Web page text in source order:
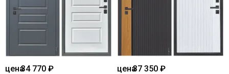
цена34 770 ₽ цена37 350 ₽